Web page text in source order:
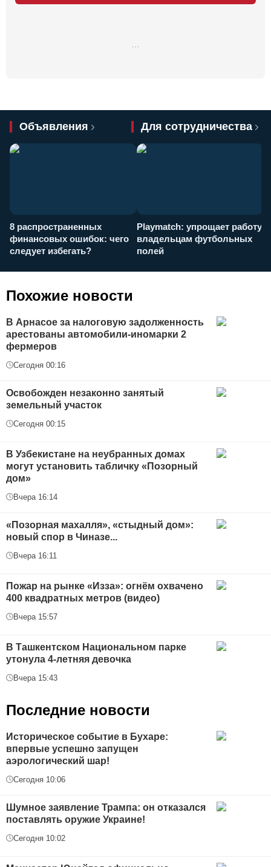
Объявления Для сотрудничества
8 распространенных
финансовых ошибок: чего
следует избегать?
Playmatch: упрощает работу
владельцам футбольных
полей
Похожие новости
В Арнасое за налоговую задолженность
арестованы автомобили-иномарки 2
фермеров
Сегодня 00:16
Освобожден незаконно занятый
земельный участок
Сегодня 00:15
В Узбекистане на неубранных домах
могут установить табличку «Позорный
дом»
Вчера 16:14
«Позорная махалля», «стыдный дом»:
новый спор в Чиназе...
Вчера 16:11
Пожар на рынке «Изза»: огнём охвачено
400 квадратных метров (видео)
Вчера 15:57
В Ташкентском Национальном парке
утонула 4-летняя девочка
Вчера 15:43
Последние новости
Историческое событие в Бухаре:
впервые успешно запущен
аэрологический шар!
Сегодня 10:06
Шумное заявление Трампа: он отказался
поставлять оружие Украине!
Сегодня 10:02